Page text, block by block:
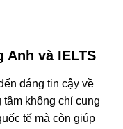
và IELTS
đáng tin cậy về
tâm không chỉ cung
tế mà còn giúp